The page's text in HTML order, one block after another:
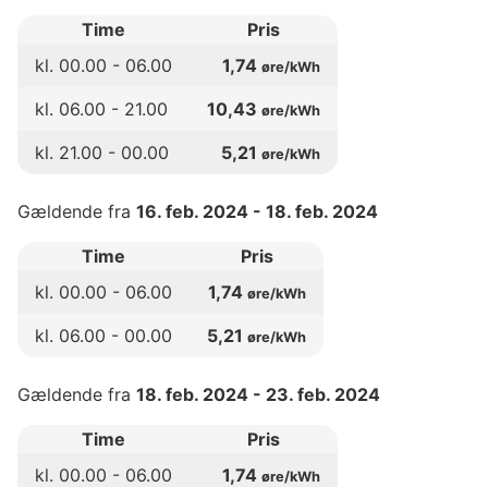
Time
Pris
kl. 00.00 - 06.00 1,74 øre/kWh
kl. 06.00 - 21.00 10,43 øre/kWh
kl. 21.00 - 00.00 5,21 øre/kWh
Gældende fra 16. feb. 2024 - 18. feb. 2024
Time
Pris
kl. 00.00 - 06.00 1,74 øre/kWh
kl. 06.00 - 00.00 5,21 øre/kWh
Gældende fra 18. feb. 2024 - 23. feb. 2024
Time
Pris
kl. 00.00 - 06.00 1,74 øre/kWh